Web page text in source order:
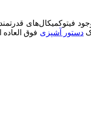
فیتوکمیکال‌های
دستور آشپزی فوق